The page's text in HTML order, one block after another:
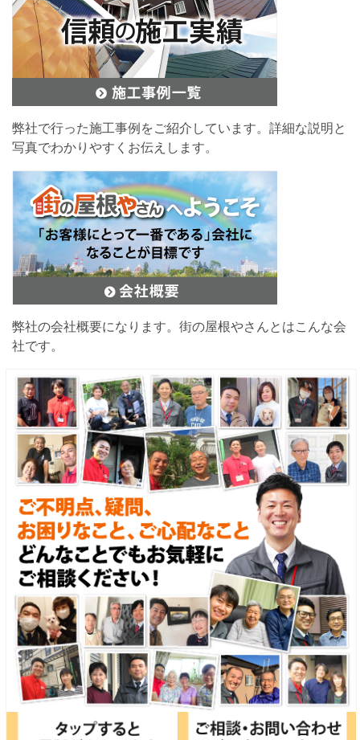
弊社で行った施工事例をご紹介しています。詳細な説明と
写真でわかりやすくお伝えします。
弊社の会社概要になります。街の屋根やさんとはこんな会
社です。